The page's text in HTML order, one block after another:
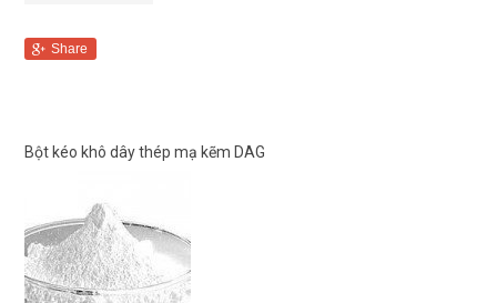
Share
Bột kéo khô dây thép mạ kẽm DAG